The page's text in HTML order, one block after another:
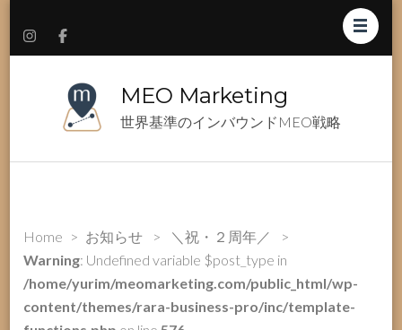
MEO Marketing
世界基準のインバウンドMEO戦略
Home > お知らせ > ＼祝・２周年／
>
Warning: Undefined variable $post_type in
/home/yurim/meomarketing.com/public_html/wp-
content/themes/rara-business-pro/inc/template-